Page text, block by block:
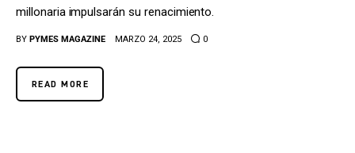
millonaria impulsarán su renacimiento.
BY PYMES MAGAZINE MARZO 24, 2025 0
READ MORE